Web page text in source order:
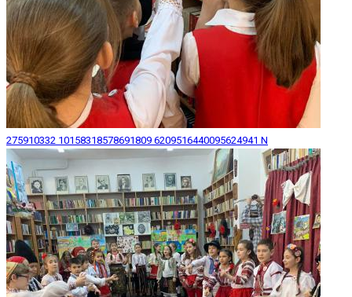
275910332 10158318578691809 6209516440095624941 N